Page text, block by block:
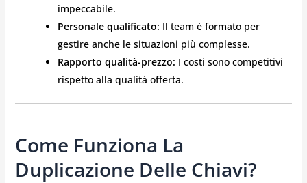
impeccabile.
Personale qualificato: Il team è formato per
gestire anche le situazioni più complesse.
Rapporto qualità-prezzo: I costi sono competitivi
rispetto alla qualità offerta.
Come Funziona La
Duplicazione Delle Chiavi?